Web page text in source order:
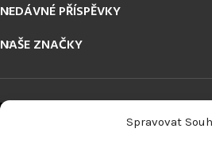
Spravovat
NEDÁVNÉ PŘÍSPĚVKY
NAŠE ZNAČKY